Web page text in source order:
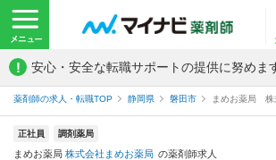
! 安心・安全な転職サポートの提供に努めま
薬剤師の求人・転職TOP 静岡県 磐田市 まめお薬局 株
正社員 調剤薬局
まめお薬局 株式会社まめお薬局 の薬剤師求人